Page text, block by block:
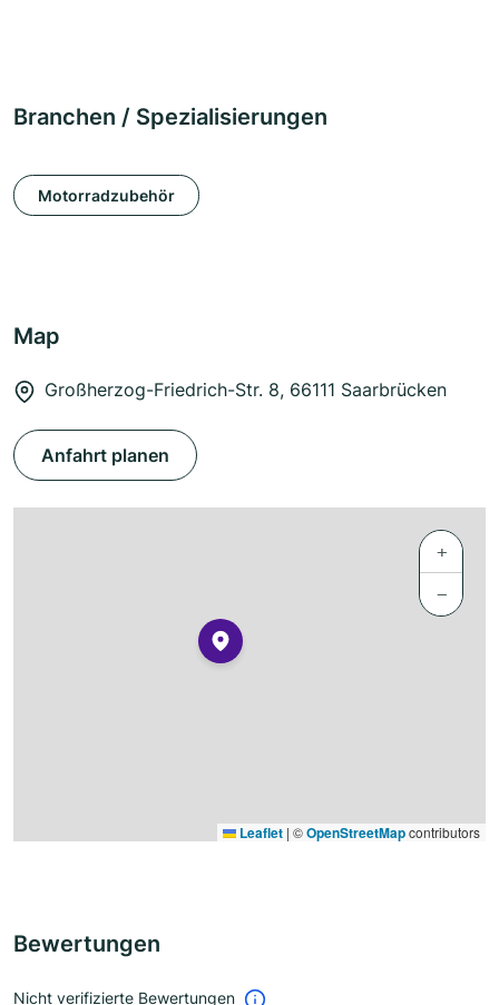
Branchen / Spezialisierungen
Motorradzubehör
Map
Großherzog-Friedrich-Str. 8, 66111 Saarbrücken
Anfahrt planen
+
−
Leaflet | ©OpenStreetMapcontributors
Bewertungen
Nicht verifizierte Bewertungen